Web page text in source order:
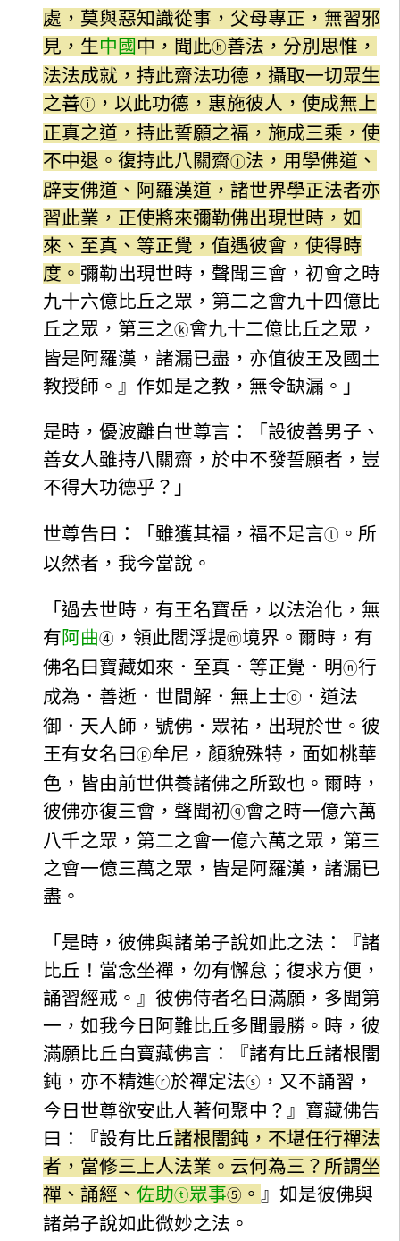
處，莫與惡知識從事，父母專正，無習邪
見，生中國 中，聞此ⓗ善法，分別思惟，
法法成就，持此齋法功德，攝取一切眾生
之善ⓘ ，以此功德，惠施彼人，使成無上
正真之道，持此誓願之福，施成三乘，使
不中退。復持此八關齋ⓙ法，用學佛道、
辟支佛道、阿羅漢道，諸世界學正法者亦
習此業，正使將來彌勒佛出現世時，如
來、至真、等正覺，值遇彼會，使得時
度。 彌勒出現世時，聲聞三會，初會之時
九十六億比丘之眾，第二之會九十四億比
丘之眾，第三之ⓚ會九十二億比丘之眾，
皆是阿羅漢，諸漏已盡，亦值彼王及國土
教授師。』作如是之教，無令缺漏。」
是時，優波離白世尊言：「設彼善男子、
善女人雖持八關齋，於中不發誓願者，豈
不得大功德乎？」
世尊告曰：「雖獲其福，福不足言ⓛ 。所
以然者，我今當說。
「過去世時，有王名寶岳，以法治化，無
有阿曲④ ，領此閻浮提ⓜ境界。爾時，有
佛名曰寶藏如來．至真．等正覺．明ⓝ行
成為．善逝．世間解．無上士ⓞ ．道法
御．天人師，號佛．眾祐，出現於世。彼
王有女名曰ⓟ牟尼，顏貌殊特，面如桃華
色，皆由前世供養諸佛之所致也。爾時，
彼佛亦復三會，聲聞初ⓠ會之時一億六萬
八千之眾，第二之會一億六萬之眾，第三
之會一億三萬之眾，皆是阿羅漢，諸漏已
盡。
「是時，彼佛與諸弟子說如此之法：『諸
比丘！當念坐禪，勿有懈怠；復求方便，
誦習經戒。』彼佛侍者名曰滿願，多聞第
一，如我今日阿難比丘多聞最勝。時，彼
滿願比丘白寶藏佛言：『諸有比丘諸根闇
鈍，亦不精進ⓡ於禪定法ⓢ ，又不誦習，
今日世尊欲安此人著何聚中？』寶藏佛告
曰：『設有比丘諸根闇鈍，不堪任行禪法
者，當修三上人法業。云何為三？所謂坐
禪、誦經、 佐助ⓣ眾事⑤ 。 』如是彼佛與
諸弟子說如此微妙之法。